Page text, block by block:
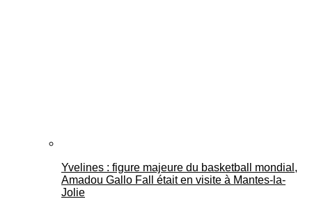
Yvelines : figure majeure du basketball mondial,
Amadou Gallo Fall était en visite à Mantes-la-
Jolie